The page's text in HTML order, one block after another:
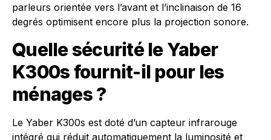
parleurs orientée vers l’avant et l’inclinaison de 16
degrés optimisent encore plus la projection sonore.
Quelle sécurité le Yaber
K300s fournit-il pour les
ménages ?
Le Yaber K300s est doté d’un capteur infrarouge
intégré qui réduit automatiquement la luminosité et